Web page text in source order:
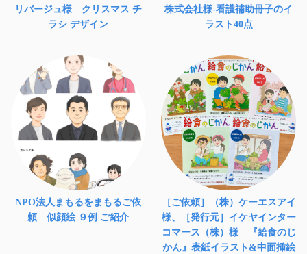
リバージュ様 クリスマス チ
ラシ デザイン
株式会社様-看護補助冊子のイ
ラスト40点
NPO法人まもるをまもるご依
頼 似顔絵 ９例 ご紹介
［ご依頼］（株）ケーエスアイ
様、［発行元］イケヤインター
コマース（株）様 『給食のじ
かん』表紙イラスト&中面挿絵